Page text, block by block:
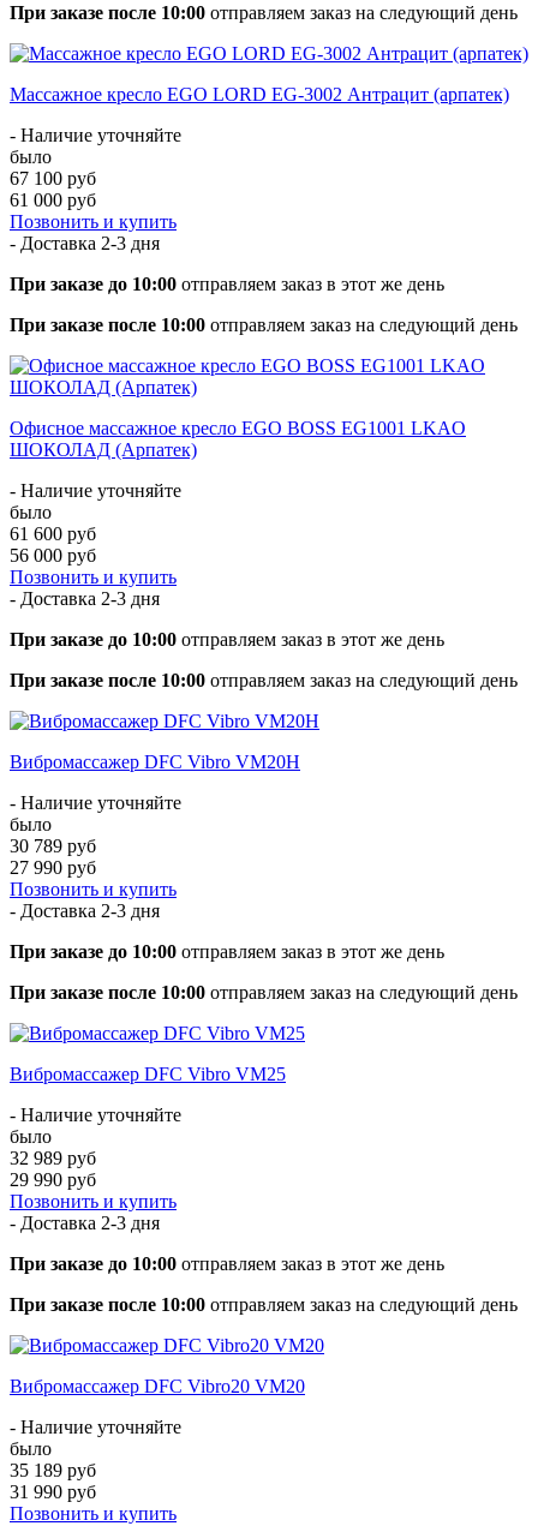
При заказе после 10:00 отправляем заказ на следующий день
Массажное кресло EGO LORD EG-3002 Антрацит (арпатек)
- Наличие уточняйте
было
67 100 руб
61 000 руб
Позвонить и купить
- Доставка 2-3 дня
При заказе до 10:00 отправляем заказ в этот же день
При заказе после 10:00 отправляем заказ на следующий день
Офисное массажное кресло EGO BOSS EG1001 LKAO
ШОКОЛАД (Арпатек)
- Наличие уточняйте
было
61 600 руб
56 000 руб
Позвонить и купить
- Доставка 2-3 дня
При заказе до 10:00 отправляем заказ в этот же день
При заказе после 10:00 отправляем заказ на следующий день
Вибромассажер DFC Vibro VM20H
- Наличие уточняйте
было
30 789 руб
27 990 руб
Позвонить и купить
- Доставка 2-3 дня
При заказе до 10:00 отправляем заказ в этот же день
При заказе после 10:00 отправляем заказ на следующий день
Вибромассажер DFC Vibro VM25
- Наличие уточняйте
было
32 989 руб
29 990 руб
Позвонить и купить
- Доставка 2-3 дня
При заказе до 10:00 отправляем заказ в этот же день
При заказе после 10:00 отправляем заказ на следующий день
Вибромассажер DFC Vibro20 VM20
- Наличие уточняйте
было
35 189 руб
31 990 руб
Позвонить и купить